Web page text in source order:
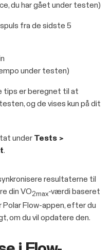
du har gået under testen)
fra de sidste 5
under testen)
tips er beregnet til at
og de vises kun på dit
under Tests >
.
resultaterne til
din VO2max-værdi baseret
Flow-appen, efter du
om du vil opdatere den.